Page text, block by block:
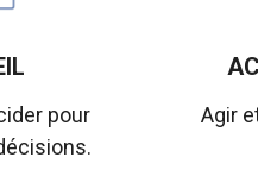
pour
Agir